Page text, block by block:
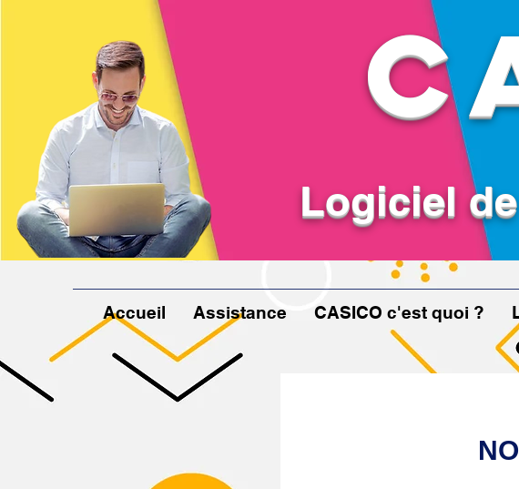
Logiciel
Accueil Assistance CASICO c'est quoi ?